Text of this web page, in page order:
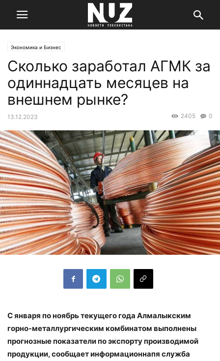
Экономика и Бизнес
Сколько заработал АГМК за
одиннадцать месяцев на
внешнем рынке?
13.12.2023 0
2405
С января по ноябрь текущего года Алмалыкским
горно-металлургическим комбинатом выполнены
прогнозные показатели по экспорту производимой
продукции, сообщает информационнапя служба